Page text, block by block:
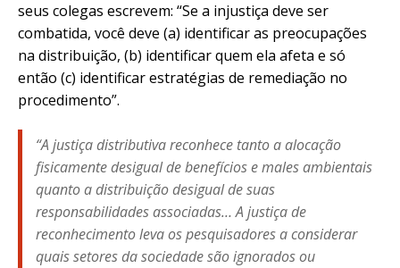
seus colegas escrevem: “Se a injustiça deve ser
combatida, você deve (a) identificar as preocupações
na distribuição, (b) identificar quem ela afeta e só
então (c) identificar estratégias de remediação no
procedimento”.
“A justiça distributiva reconhece tanto a alocação
fisicamente desigual de benefícios e males ambientais
quanto a distribuição desigual de suas
responsabilidades associadas… A justiça de
reconhecimento leva os pesquisadores a considerar
quais setores da sociedade são ignorados ou